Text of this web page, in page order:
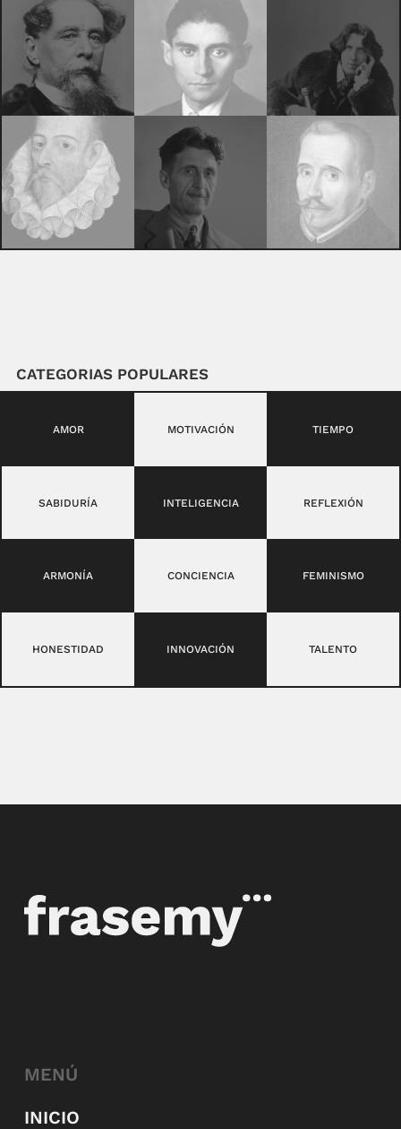
CATEGORIAS POPULARES
AMOR MOTIVACIÓN TIEMPO
SABIDURÍA INTELIGENCIA REFLEXIÓN
ARMONÍA CONCIENCIA FEMINISMO
HONESTIDAD INNOVACIÓN TALENTO
MENÚ
INICIO